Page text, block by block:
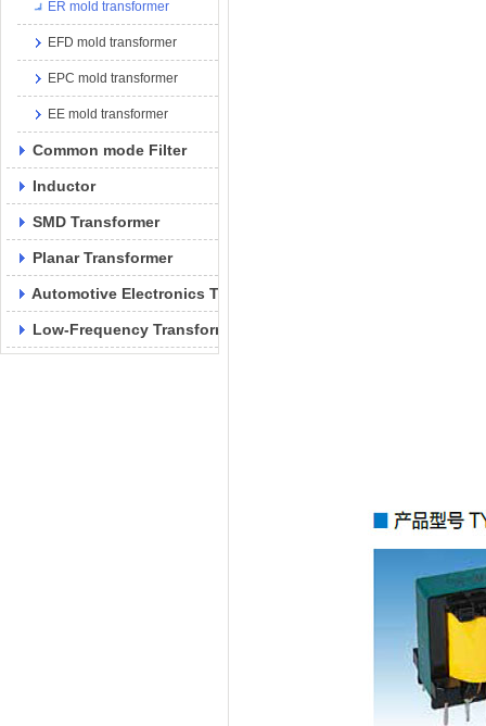
ER mold transformer
EFD mold transformer
EPC mold transformer
EE mold transformer
Common mode Filter
Inductor
SMD Transformer
Planar Transformer
Automotive Electronics Transformer
Low-Frequency Transformer